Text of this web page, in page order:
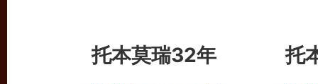
托本莫瑞32年
托